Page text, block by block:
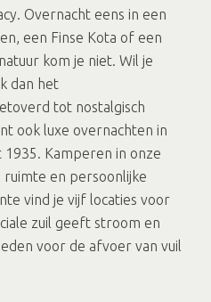
Overnacht eens in een
een Finse Kota of een
kom je niet. Wil je
dan het
tot nostalgisch
ook luxe overnachten in
Kamperen in onze
en persoonlijke
vind je vijf locaties voor
zuil geeft stroom en
voor de afvoer van vuil